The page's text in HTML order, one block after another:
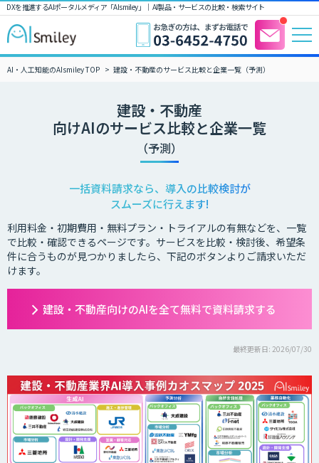
DXを推進するAIポータルメディア「AIsmiley」｜ AI製品・サービスの比較・検索サイト
AI・人工知能のAIsmiley TOP 建設・不動産のサービス比較と企業一覧（予測）
建設・不動産
向けAIのサービス比較と企業一覧
（予測）
一括資料請求なら、導入の比較検討が
スムーズに行えます!
利用料金・初期費用・無料プラン・トライアルの有無などを、一覧
で比較・確認できるページです。サービスを比較・検討後、希望条
件に合うものが見つかりましたら、下記のボタンよりご請求いただ
けます。
建設・不動産向けのAIを全て無料で資料請求する
最終更新日: 2026/07/30